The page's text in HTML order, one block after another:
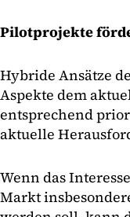
Pilotprojekte
Hybride Ansätze
Aspekte dem
entsprechend
aktuelle
Wenn das
Markt